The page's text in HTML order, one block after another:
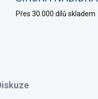
Přes 30.000 dílů skladem